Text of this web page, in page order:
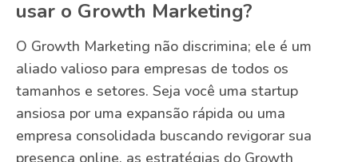
usar o Growth Marketing?
O Growth Marketing não discrimina; ele é um
aliado valioso para empresas de todos os
tamanhos e setores. Seja você uma startup
ansiosa por uma expansão rápida ou uma
empresa consolidada buscando revigorar sua